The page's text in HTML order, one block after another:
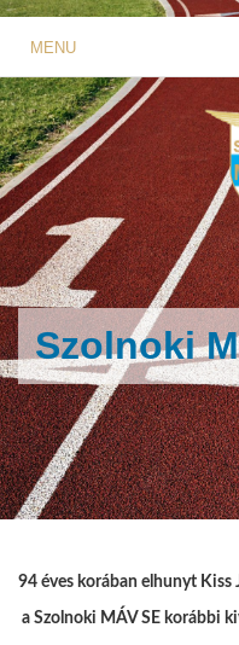
MENU
Szolnoki
94 éves korában elhunyt Kiss
a Szolnoki MÁV SE korábbi